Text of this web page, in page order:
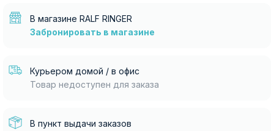
В магазине RALF RINGER
Забронировать в магазине
Курьером домой / в офис
Товар недоступен для заказа
В пункт выдачи заказов